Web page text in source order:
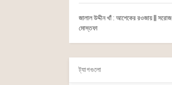
জালাল উদ্দীন খাঁ : আশেকের রওজায় || সরোজ
মোস্তফা
ট্যাগগুলো